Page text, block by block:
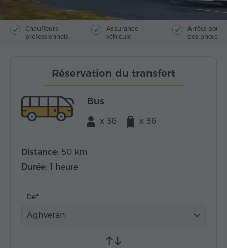
Chauffeurs
professionnels
Assurance
véhicule
Arrêts pour
des photos
Réservation du transfert
Bus
x 36 x 36
Distance: 50 km
Durée: 1 heure
De
Aghveran